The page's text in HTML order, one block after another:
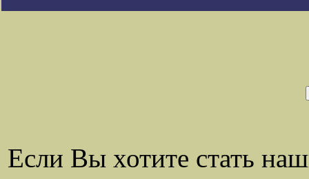
Если Вы хотите стать